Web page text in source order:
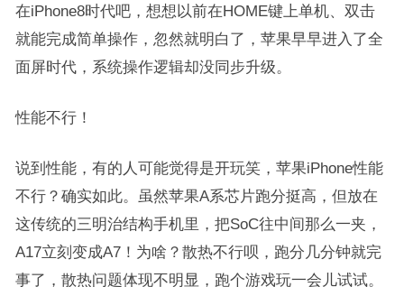
在iPhone8时代吧，想想以前在HOME键上单机、双击
就能完成简单操作，忽然就明白了，苹果早早进入了全
面屏时代，系统操作逻辑却没同步升级。
性能不行！
说到性能，有的人可能觉得是开玩笑，苹果iPhone性能
不行？确实如此。虽然苹果A系芯片跑分挺高，但放在
这传统的三明治结构手机里，把SoC往中间那么一夹，
A17立刻变成A7！为啥？散热不行呗，跑分几分钟就完
事了，散热问题体现不明显，跑个游戏玩一会儿试试。